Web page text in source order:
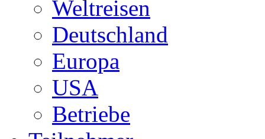
Weltreisen
Deutschland
Europa
USA
Betriebe